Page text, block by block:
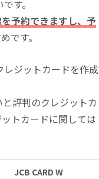
す。
予約できますし、予
です。
レジットカードを作成
評判のクレジットカ
トカードに関しては
JCB CARD W